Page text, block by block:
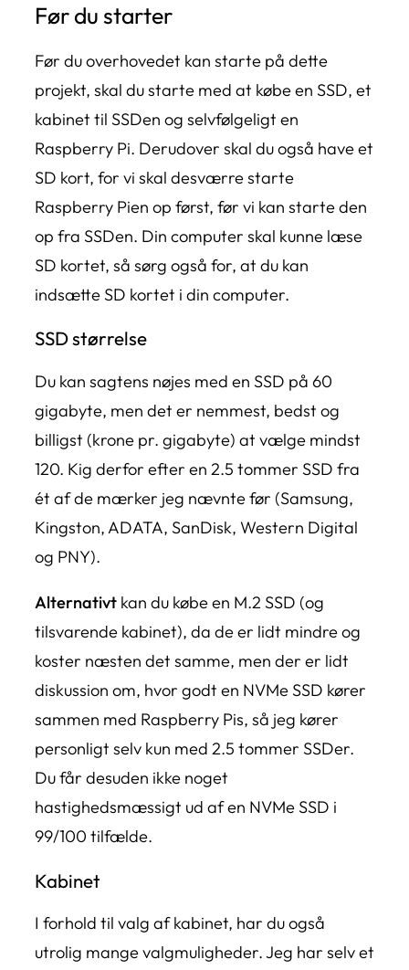
Før du starter
Før du overhovedet kan starte på dette
projekt, skal du starte med at købe en SSD, et
kabinet til SSDen og selvfølgeligt en
Raspberry Pi. Derudover skal du også have et
SD kort, for vi skal desværre starte
Raspberry Pien op først, før vi kan starte den
op fra SSDen. Din computer skal kunne læse
SD kortet, så sørg også for, at du kan
indsætte SD kortet i din computer.
SSD størrelse
Du kan sagtens nøjes med en SSD på 60
gigabyte, men det er nemmest, bedst og
billigst (krone pr. gigabyte) at vælge mindst
120. Kig derfor efter en 2.5 tommer SSD fra
ét af de mærker jeg nævnte før (Samsung,
Kingston, ADATA, SanDisk, Western Digital
og PNY).
Alternativt kan du købe en M.2 SSD (og
tilsvarende kabinet), da de er lidt mindre og
koster næsten det samme, men der er lidt
diskussion om, hvor godt en NVMe SSD kører
sammen med Raspberry Pis, så jeg kører
personligt selv kun med 2.5 tommer SSDer.
Du får desuden ikke noget
hastighedsmæssigt ud af en NVMe SSD i
99/100 tilfælde.
Kabinet
I forhold til valg af kabinet, har du også
utrolig mange valgmuligheder. Jeg har selv et